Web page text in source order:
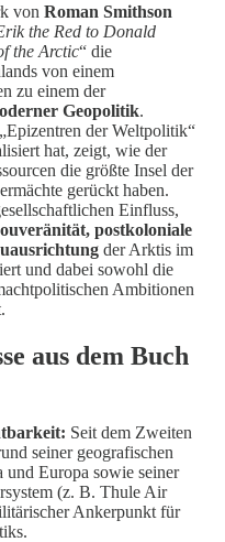
von Roman Smithson
the Red to Donald
the Arctic“ die
von einem
zu einem der
Geopolitik.
der Weltpolitik“
hat, zeigt, wie der
die größte Insel der
gerückt haben.
Einfluss,
postkoloniale
der Arktis im
und dabei sowohl die
Ambitionen
aus dem Buch
Seit dem Zweiten
seiner geografischen
Europa sowie seiner
(z. B. Thule Air
Ankerpunkt für